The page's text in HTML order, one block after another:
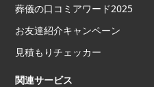
葬儀の口コミアワード2025
お友達紹介キャンペーン
見積もりチェッカー
関連サービス